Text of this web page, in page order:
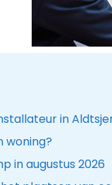
in
woning?
in augustus 2026